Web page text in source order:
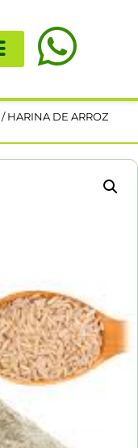
/ HARINA DE ARROZ